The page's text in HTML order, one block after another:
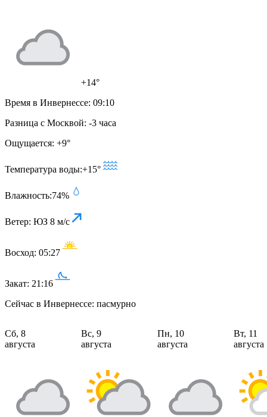
+14°
Время в Инвернессе: 09:10
Разница с Москвой: -3 часа
Ощущается: +9°
Температура воды:+15°
Влажность:74%
Ветер: ЮЗ 8 м/с
Восход: 05:27
Закат: 21:16
Сейчас в Инвернессе: пасмурно
Сб, 8
августа
Вс, 9
августа
Пн, 10
августа
Вт, 11
августа